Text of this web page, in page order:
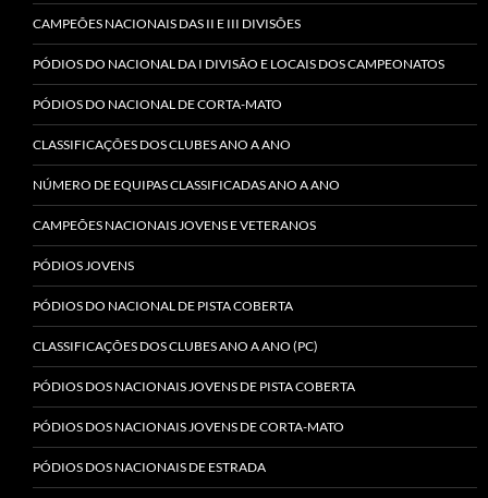
CAMPEÕES NACIONAIS DAS II E III DIVISÕES
PÓDIOS DO NACIONAL DA I DIVISÃO E LOCAIS DOS CAMPEONATOS
PÓDIOS DO NACIONAL DE CORTA-MATO
CLASSIFICAÇÕES DOS CLUBES ANO A ANO
NÚMERO DE EQUIPAS CLASSIFICADAS ANO A ANO
CAMPEÕES NACIONAIS JOVENS E VETERANOS
PÓDIOS JOVENS
PÓDIOS DO NACIONAL DE PISTA COBERTA
CLASSIFICAÇÕES DOS CLUBES ANO A ANO (PC)
PÓDIOS DOS NACIONAIS JOVENS DE PISTA COBERTA
PÓDIOS DOS NACIONAIS JOVENS DE CORTA-MATO
PÓDIOS DOS NACIONAIS DE ESTRADA